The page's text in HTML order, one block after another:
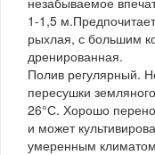
1-1,5
рыхлая, с большим
дренированная.
Полив регулярный.
пересушки
26°С. Хорошо
и может
умеренным